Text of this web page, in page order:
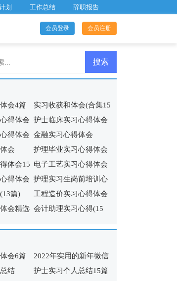
划 工作总结 辞职报告
会员登录 会员注册
会4篇
实习收获和体会(合集15
篇)
得体会 护士临床实习心得体会
9篇
得体会 金融实习心得体会
会
护理毕业实习心得体会
15篇
体会15 电子工艺实习心得体会
(集合11篇)
得体会 护理实习生岗前培训心
得体会5篇
篇)
工程造价实习心得体会
合集15篇
会精选 会计助理实习心得(15
会6篇
2022年实用的新年微信
祝福语65句
结
护士实习个人总结15篇